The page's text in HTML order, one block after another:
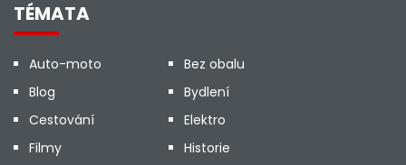
TÉMATA
Auto-moto
Bez obalu
Blog
Bydlení
Cestování
Elektro
Filmy
Historie